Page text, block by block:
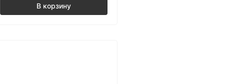
В корзину